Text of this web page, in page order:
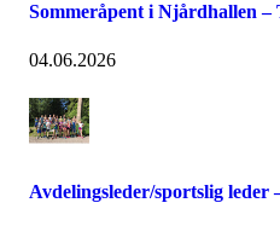
Sommeråpent i Njårdhallen –
04.06.2026
Avdelingsleder/sportslig